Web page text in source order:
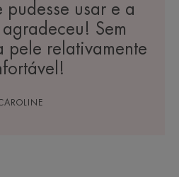
pudesse usar e a
Sem
pele relativamente